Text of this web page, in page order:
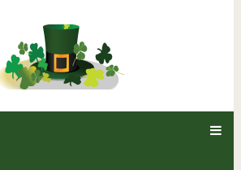
Как уснуть за 1 минуту: